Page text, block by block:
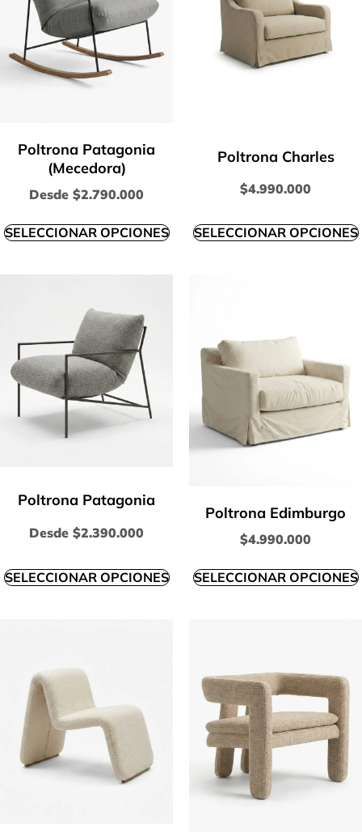
Poltrona Patagonia
(Mecedora)
Desde $2.790.000
SELECCIONAR OPCIONES
Poltrona Charles
$4.990.000
SELECCIONAR OPCIONES
Poltrona Patagonia
Desde $2.390.000
SELECCIONAR OPCIONES
Poltrona Edimburgo
$4.990.000
SELECCIONAR OPCIONES